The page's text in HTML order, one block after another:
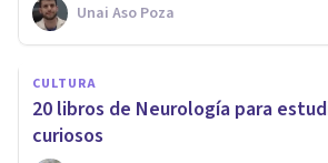
Unai Aso Poza
CULTURA
​20 libros de Neurología para
curiosos
NEUROCIENCIAS
La teoría del
MacLean: qué es y
propone